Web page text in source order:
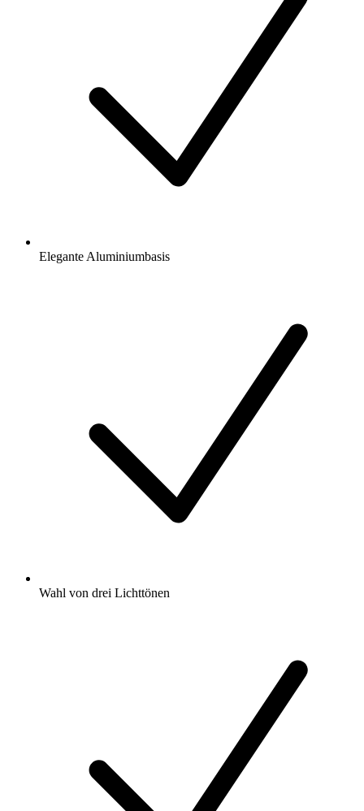
Elegante Aluminiumbasis
Wahl von drei Lichttönen